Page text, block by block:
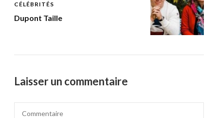
CÉLÉBRITÉS
Dupont Taille
Laisser un commentaire